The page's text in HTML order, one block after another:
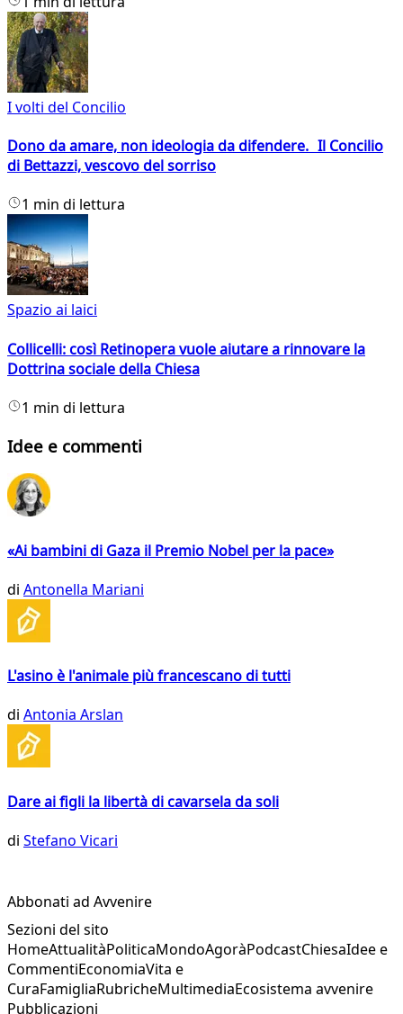
I volti del Concilio
Dono da amare, non ideologia da difendere. Il Concilio
di Bettazzi, vescovo del sorriso
1 min di lettura
Spazio ai laici
Collicelli: così Retinopera vuole aiutare a rinnovare la
Dottrina sociale della Chiesa
1 min di lettura
Idee e commenti
«Ai bambini di Gaza il Premio Nobel per la pace»
di Antonella Mariani
L'asino è l'animale più francescano di tutti
di Antonia Arslan
Dare ai figli la libertà di cavarsela da soli
di Stefano Vicari
Abbonati ad Avvenire
Sezioni del sito
HomeAttualitàPoliticaMondoAgoràPodcastChiesaIdee e
CommentiEconomiaVita e
CuraFamigliaRubricheMultimediaEcosistema avvenire
Pubblicazioni